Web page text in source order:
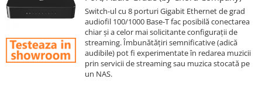
Switch-ul cu 8 porturi Gigabit Ethernet de grad
audiofil 100/1000 Base-T fac posibilă conectarea
chiar și a celor mai solicitante configurații de
streaming. Îmbunătățiri semnificative (adică
audibile) pot fi experimentate în redarea muzicii
prin servicii de streaming sau muzica stocată pe
un NAS.